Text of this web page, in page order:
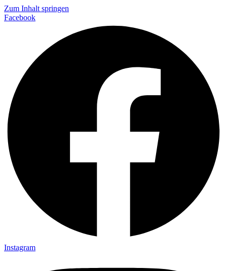
Zum Inhalt springen
Facebook
Instagram